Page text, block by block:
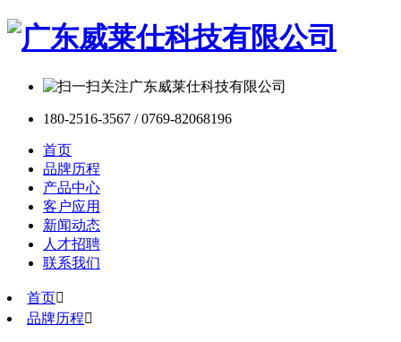
180-2516-3567 / 0769-82068196
首页
品牌历程
产品中心
客户应用
新闻动态
人才招聘
联系我们
首页
品牌历程